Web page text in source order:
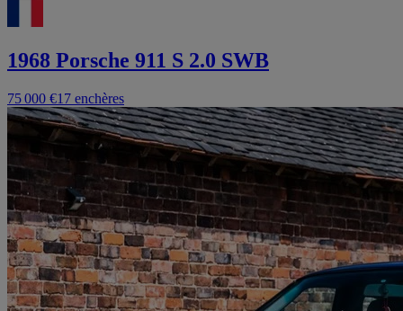
1968 Porsche 911 S 2.0 SWB
75 000 €17 enchères